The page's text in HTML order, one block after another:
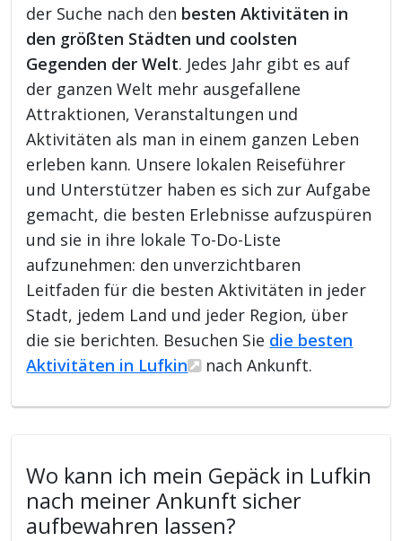
der Suche nach den besten Aktivitäten in
den größten Städten und coolsten
Gegenden der Welt. Jedes Jahr gibt es auf
der ganzen Welt mehr ausgefallene
Attraktionen, Veranstaltungen und
Aktivitäten als man in einem ganzen Leben
erleben kann. Unsere lokalen Reiseführer
und Unterstützer haben es sich zur Aufgabe
gemacht, die besten Erlebnisse aufzuspüren
und sie in ihre lokale To-Do-Liste
aufzunehmen: den unverzichtbaren
Leitfaden für die besten Aktivitäten in jeder
Stadt, jedem Land und jeder Region, über
die sie berichten. Besuchen Sie die besten
Aktivitäten in Lufkin
nach Ankunft.
Wo kann ich mein Gepäck in Lufkin
nach meiner Ankunft sicher
aufbewahren lassen?